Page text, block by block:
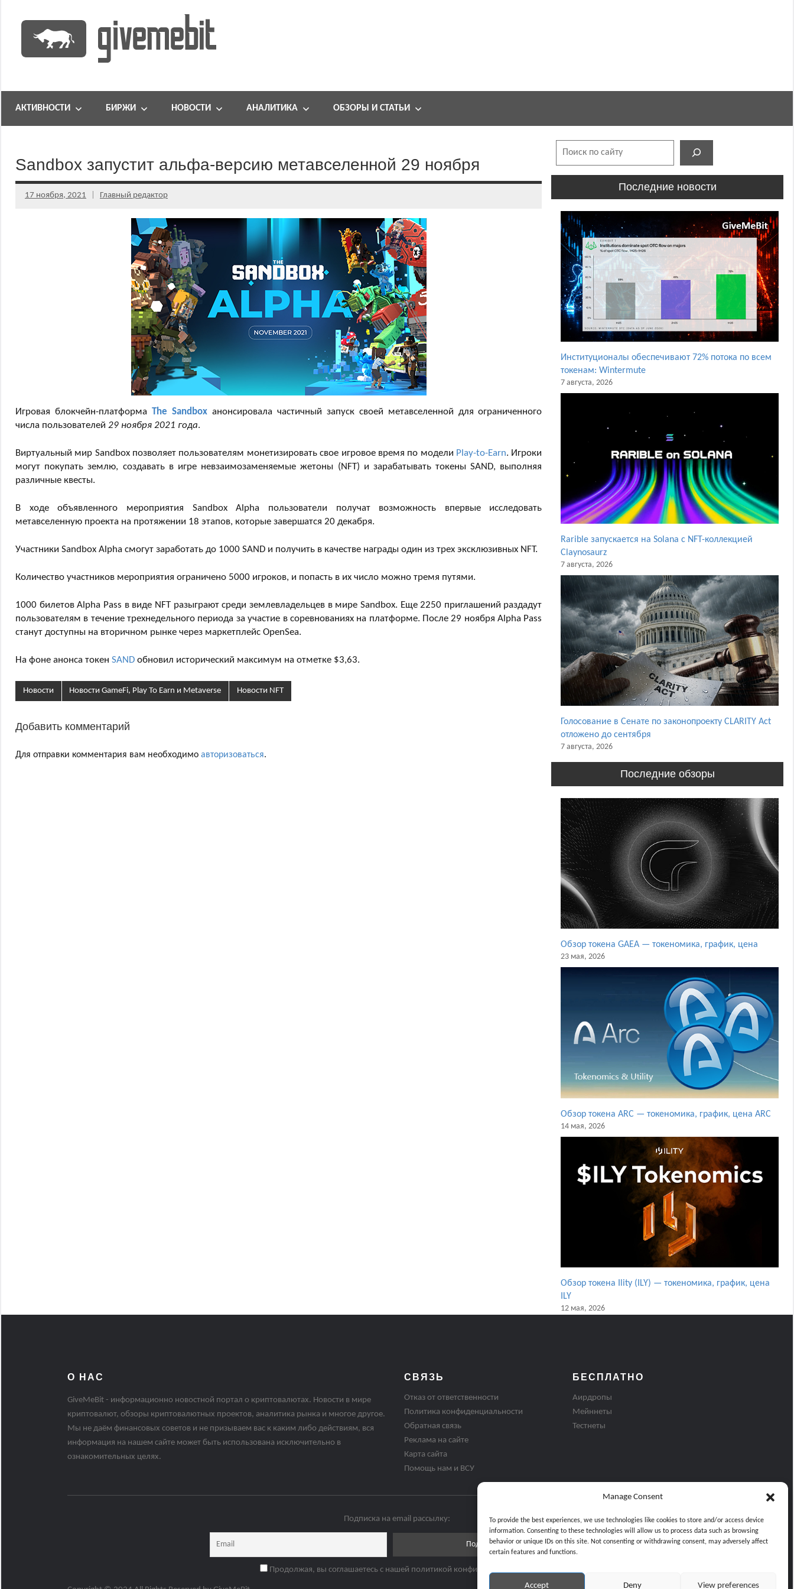
Manage Consent
To provide the best experiences, we use technologies like cookies to store and/or access device
information. Consenting to these technologies will allow us to process data such as browsing
behavior or unique IDs on this site. Not consenting or withdrawing consent, may adversely affect
certain features and functions.
Accept Deny View preferences
содержимому
GiveMeBit.com
портал
АКТИВНОСТИ БИРЖИ НОВОСТИ АНАЛИТИКА ОБЗОРЫ И СТАТЬИ
Sandbox запустит альфа-версию метавселенной 29 ноября
17 ноября, 2021 Главный редактор
Игровая блокчейн-платформа The Sandboxанонсировала частичный запуск своей метавселенной для ограниченного
числа пользователей 29 ноября 2021 года.
Виртуальный мир Sandbox позволяет пользователям монетизировать свое игровое время по модели Play-to-Earn. Игроки
могут покупать землю, создавать в игре невзаимозаменяемые жетоны (NFT) и зарабатывать токены SAND, выполняя
различные квесты.
В ходе объявленного мероприятия Sandbox Alpha пользователи получат возможность впервые исследовать
метавселенную проекта на протяжении 18 этапов, которые завершатся 20 декабря.
Участники Sandbox Alpha смогут заработать до 1000 SAND и получить в качестве награды один из трех эксклюзивных NFT.
Количество участников мероприятия ограничено 5000 игроков, и попасть в их число можно тремя путями.
1000 билетов Alpha Pass в виде NFT разыграют среди землевладельцев в мире Sandbox. Еще 2250 приглашений раздадут
пользователям в течение трехнедельного периода за участие в соревнованиях на платформе. После 29 ноября Alpha Pass
станут доступны на вторичном рынке через маркетплейс OpenSea.
На фоне анонса токен SAND обновил исторический максимум на отметке $3,63.
Новости Новости GameFi, Play To Earn и Metaverse Новости NFT
Добавить комментарий
Для отправки комментария вам необходимо авторизоваться.
Последние новости
Институционалы обеспечивают 72% потока по всем
токенам: Wintermute
7 августа, 2026
Rarible запускается на Solana с NFT-коллекцией
Claynosaurz
7 августа, 2026
Голосование в Сенате по законопроекту CLARITY Act
отложено до сентября
7 августа, 2026
Последние обзоры
Обзор токена GAEA — токеномика, график, цена
23 мая, 2026
Обзор токена ARC — токеномика, график, цена ARC
14 мая, 2026
Обзор токена Ility (ILY) — токеномика, график, цена
ILY
12 мая, 2026
О НАС
GiveMeBit - информационно новостной портал о криптовалютах. Новости в мире
криптовалют, обзоры криптовалютных проектов, аналитика рынка и многое другое.
Мы не даём финансовых советов и не призываем вас к каким либо действиям, вся
информация на нашем сайте может быть использована исключительно в
ознакомительных целях.
СВЯЗЬ
Отказ от ответственности
Политика конфиденциальности
Обратная связь
Реклама на сайте
Карта сайта
Помощь нам и ВСУ
БЕСПЛАТНО
Аирдропы
Мейннеты
Тестнеты
Подписка на email рассылку:
Продолжая, вы соглашаетесь с нашей политикой конфиденциальности